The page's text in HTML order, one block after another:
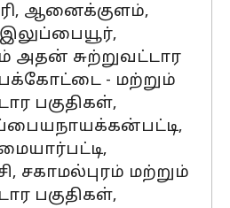
ஆனைக்குளம்,
அதன் சுற்றுவட்டார
- மற்றும்
பகுதிகள்,
சகாமல்புரம் மற்றும்
பகுதிகள்,